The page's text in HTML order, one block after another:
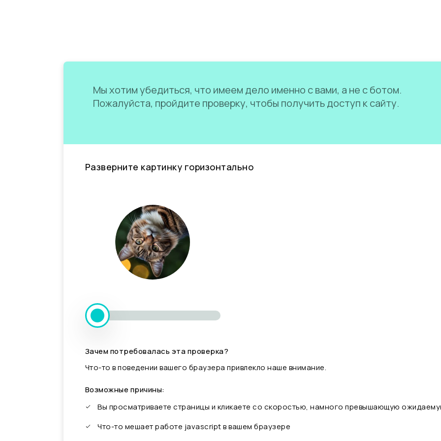
Мы хотим убедиться, что имеем дело именно с вами, а не с ботом.
Пожалуйста, пройдите проверку, чтобы получить доступ к сайту.
Разверните картинку горизонтально
Зачем потребовалась эта проверка?
Что-то в поведении вашего браузера привлекло наше внимание.
Возможные причины:
Вы просматриваете страницы и кликаете со скоростью, намного превышающую
Что-то мешает работе javascript в вашем браузере